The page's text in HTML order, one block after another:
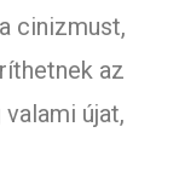
cinizmust,
az
újat,